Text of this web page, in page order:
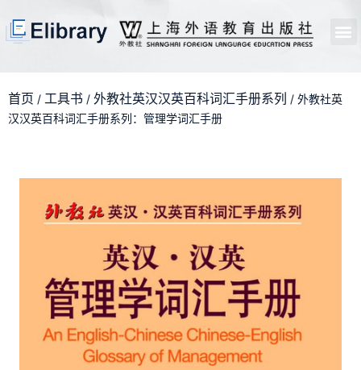
首页 / 工具书 / 外教社英汉汉英百科词汇手册系列 / 外教社英
汉汉英百科词汇手册系列：管理学词汇手册